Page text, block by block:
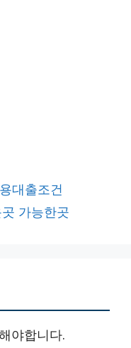
대출조건
가능한곳
야합니다.